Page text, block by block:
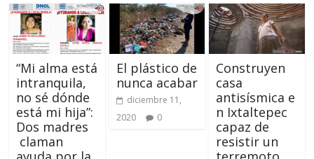
“Mi alma está
intranquila,
no sé dónde
está mi hija”:
Dos madres
claman
El plástico de
nunca acabar
diciembre 11,
2020
0
Construyen
casa
antisísmica e
n Ixtaltepec
capaz de
resistir un